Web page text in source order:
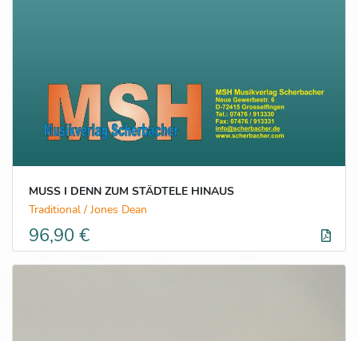
MUSS I DENN ZUM STÄDTELE HINAUS
Traditional / Jones Dean
96,90 €